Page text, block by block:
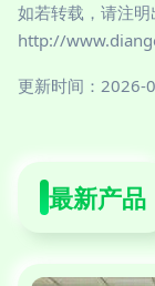
如若转载，请注明
http://
更新时间：2026-
最新产品